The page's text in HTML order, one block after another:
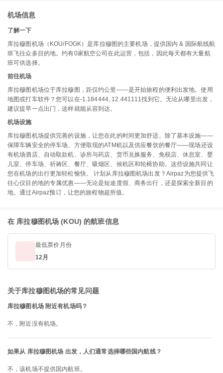
机场信息
了解一下
库拉穆图机场（KOU/FOGK）是库拉穆图的主要机场，提供国内 & 国际航线航
班飞往众多目的地。约有0家航空公司在此运营，包括，因此每天都有大量航
班可供选择。
前往机场
库拉穆图机场位于库拉穆图，距仅约公里——是开始旅程的便利出发地。使用
地图或打车软件？您可以在-1.184444, 12.441111找到它。无论从哪里出发，
建议提早一点出门，这样就能从容到达。
机场设施
库拉穆图机场提供完善的设施，让您在此的时间更加舒适。除了基本设施——
保障车辆安全的停车场、方便取现的ATM机以及供应餐饮的餐厅——现场还设
有机场酒店、自动取款机、诊所与药店、货币兑换服务、免税店、休息室、婴
儿室、停车场、祈祷区、餐厅、吸烟区、候机区和轮椅协助。这些设施共同让
您在机场的出行更加轻松愉快。 计划从库拉穆图机场出发？Airpaz为您提供飞
往心仪目的地的专属优惠——无论是短途度假、商务出行，还是探索全新目的
地。通过Airpaz预订，让您的旅程物超所值。
在 库拉穆图机场 (KOU) 的航班信息
最低票价月份
12月
关于库拉穆图机场的常见问题
库拉穆图机场 附近有机场吗？
不，附近没有机场。
如果从 库拉穆图机场 出发，人们通常选择哪些国内航线？
不，该机场不提供国内航班。